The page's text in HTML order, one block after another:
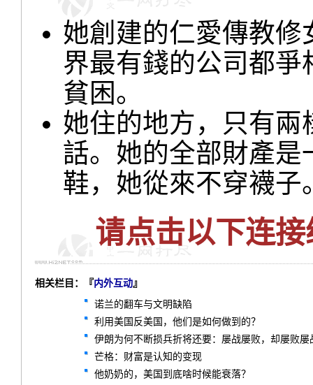
她創建的仁愛傳教
界最有錢的公司都
貧困。
她住的地方，只有
話。她的全部財產
鞋，她從來不穿襪子
请点击以下连
相关栏目：『内外互动』
诺兰的翻车与文明缺陷
利用美国反美国，他们是如何做到的？
伊朗为何不断损兵折将还要：屡战屡败，却屡败屡
芒格：财富是认知的变现
他奶奶的，美国到底啥时候能衰落？